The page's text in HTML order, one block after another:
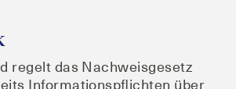
regelt das Nach­weis­ge­setz
Infor­ma­ti­ons­pflich­ten über